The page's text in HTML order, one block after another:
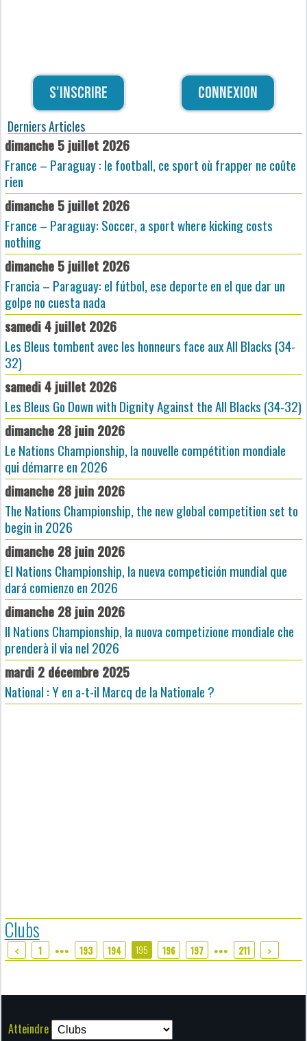
S'inscrire Connexion
Derniers Articles
dimanche 5 juillet 2026
France – Paraguay : le football, ce sport où frapper ne coûte
rien
dimanche 5 juillet 2026
France – Paraguay: Soccer, a sport where kicking costs
nothing
dimanche 5 juillet 2026
Francia – Paraguay: el fútbol, ese deporte en el que dar un
golpe no cuesta nada
samedi 4 juillet 2026
Les Bleus tombent avec les honneurs face aux All Blacks (34-
32)
samedi 4 juillet 2026
Les Bleus Go Down with Dignity Against the All Blacks (34-32)
dimanche 28 juin 2026
Le Nations Championship, la nouvelle compétition mondiale
qui démarre en 2026
dimanche 28 juin 2026
The Nations Championship, the new global competition set to
begin in 2026
dimanche 28 juin 2026
El Nations Championship, la nueva competición mundial que
dará comienzo en 2026
dimanche 28 juin 2026
Il Nations Championship, la nuova competizione mondiale che
prenderà il via nel 2026
mardi 2 décembre 2025
National : Y en a-t-il Marcq de la Nationale ?
Clubs
1 ●●● 193 194 195 196 197 ●●● 211
Atteindre